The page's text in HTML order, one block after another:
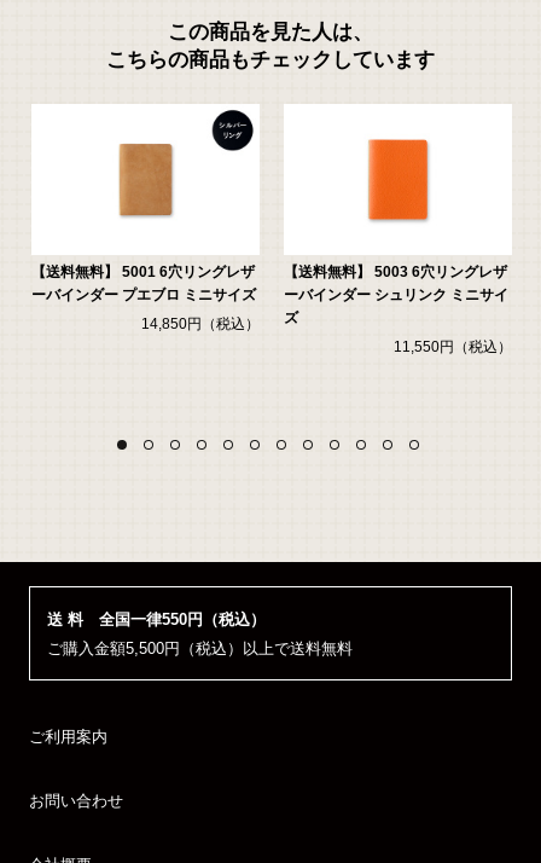
この商品を見た人は、
こちらの商品もチェックしています
【送料無料】 5001 6穴リングレザ
ーバインダー プエブロ ミニサイズ
14,850円（税込）
【送料無料】 5003 6穴リングレザ
ーバインダー シュリンク ミニサイ
ズ
11,550円（税込）
送 料 全国一律550円（税込）
ご購入金額5,500円（税込）以上で送料無料
ご利用案内
お問い合わせ